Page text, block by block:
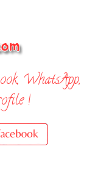
WhatsApp,
!